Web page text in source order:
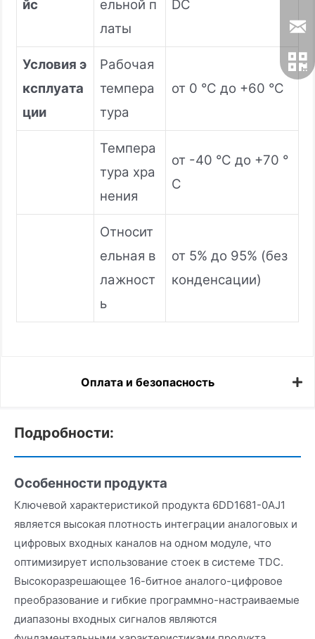
йс
ельной п
латы
DC
Условия э
ксплуата
ции
Рабочая
темпера
тура
от 0 °C до +60 °C
Темпера
тура хра
нения
от -40 °C до +70 °
C
Относит
ельная в
лажност
ь
от 5% до 95% (без
конденсации)
Оплата и безопасность
Подробности:
Особенности продукта
Ключевой характеристикой продукта 6DD1681-0AJ1
является высокая плотность интеграции аналоговых и
цифровых входных каналов на одном модуле, что
оптимизирует использование стоек в системе TDC.
Высокоразрешающее 16-битное аналого-цифровое
преобразование и гибкие программно-настраиваемые
диапазоны входных сигналов являются